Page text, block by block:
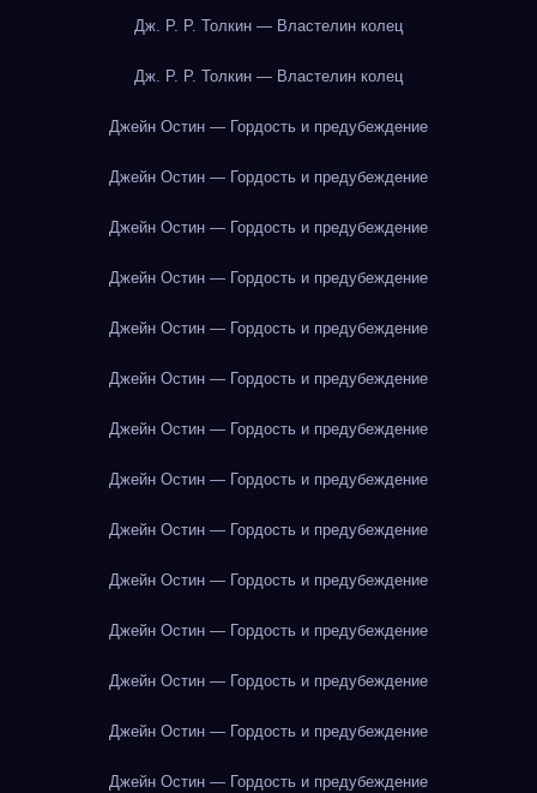
Дж. Р. Р. Толкин — Властелин колец
Дж. Р. Р. Толкин — Властелин колец
Джейн Остин — Гордость и предубеждение
Джейн Остин — Гордость и предубеждение
Джейн Остин — Гордость и предубеждение
Джейн Остин — Гордость и предубеждение
Джейн Остин — Гордость и предубеждение
Джейн Остин — Гордость и предубеждение
Джейн Остин — Гордость и предубеждение
Джейн Остин — Гордость и предубеждение
Джейн Остин — Гордость и предубеждение
Джейн Остин — Гордость и предубеждение
Джейн Остин — Гордость и предубеждение
Джейн Остин — Гордость и предубеждение
Джейн Остин — Гордость и предубеждение
Джейн Остин — Гордость и предубеждение